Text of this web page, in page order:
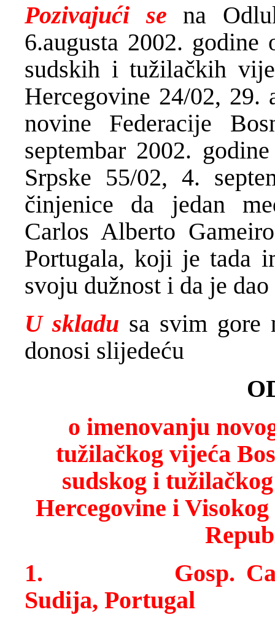
Pozivajući se na
6.augusta 2002.
sudskih i tužilačkih
Hercegovine 24/02, 29.
novine Federacije
septembar 2002.
Srpske 55/02, 4.
činjenice da jedan
Carlos Alberto
Portugala, koji je tada
svoju dužnost i da je
U skladu sa svim gore
donosi slijedeću
o imenovanju
tužilačkog vijeća
sudskog i tu
Hercegovine i
1. Gosp.
Sudija, Portugal